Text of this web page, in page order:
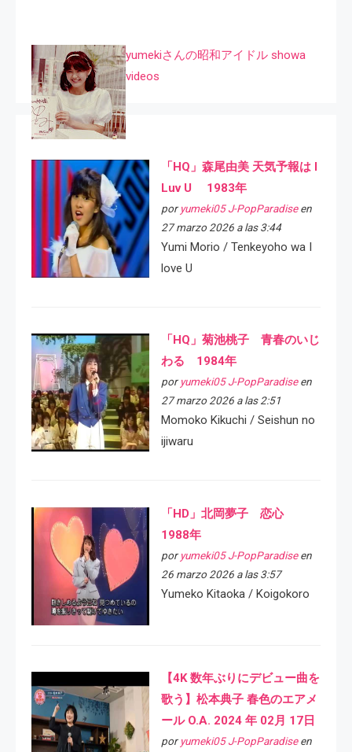
yumekiさんの昭和アイドル showa
videos
「HQ」森尾由美 天気予報は I
Luv U 1983年
por yumeki05 J-PopParadiseen
27 marzo 2026 a las 3:44
Yumi Morio / Tenkeyoho wa I
love U
「HQ」菊池桃子 青春のいじ
わる 1984年
por yumeki05 J-PopParadiseen
27 marzo 2026 a las 2:51
Momoko Kikuchi / Seishun no
ijiwaru
「HD」北岡夢子 恋心
1988年
por yumeki05 J-PopParadiseen
26 marzo 2026 a las 3:57
Yumeko Kitaoka / Koigokoro
【4K 数年ぶりにデビュー曲を
歌う】松本典子 春色のエアメ
ール O.A. 2024 年 02月 17日
por yumeki05 J-PopParadiseen